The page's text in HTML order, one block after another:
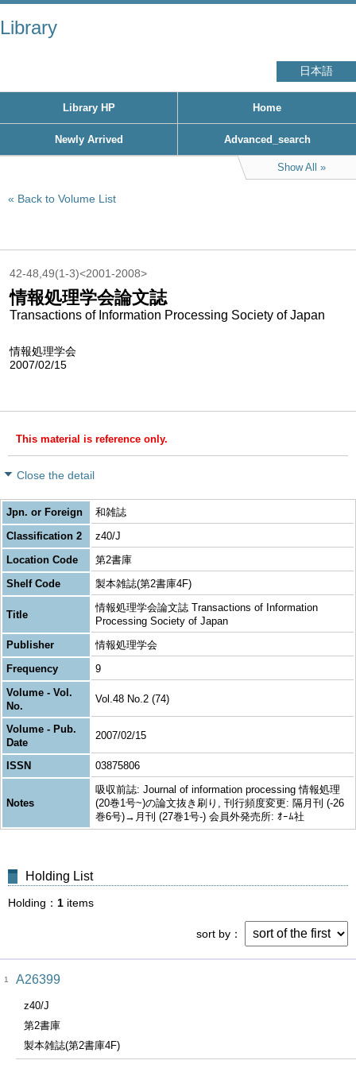
Library
日本語
Library HP Home
Newly Arrived Advanced_search
Show All
Back to Volume List
42-48,49(1-3)<2001-2008>
情報処理学会論文誌
Transactions of Information Processing Society of Japan
情報処理学会
2007/02/15
This material is reference only.
Close the detail
Jpn. or Foreign
和雑誌
Classification 2
z40/J
Location Code
第2書庫
Shelf Code
製本雑誌(第2書庫4F)
Title
情報処理学会論文誌 Transactions of Information
Processing Society of Japan
Publisher
情報処理学会
Frequency
9
Volume - Vol.
No.
Vol.48 No.2 (74)
Volume - Pub.
Date
2007/02/15
ISSN 03875806
Notes
吸収前誌: Journal of information processing 情報処理
(20巻1号~)の論文抜き刷り, 刊行頻度変更: 隔月刊 (-26
巻6号)→月刊 (27巻1号-) 会員外発売所: ｵｰﾑ社
Holding List
Holding 1 items
sort by
1 A26399
z40/J
第2書庫
製本雑誌(第2書庫4F)